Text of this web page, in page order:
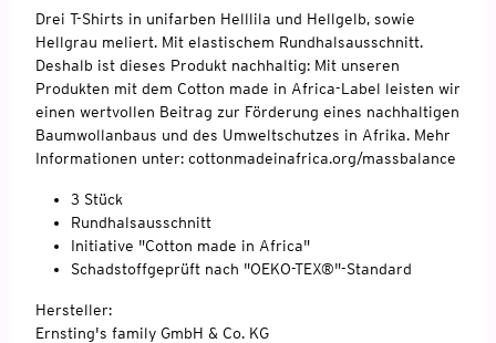
Drei T-Shirts in unifarben Helllila und Hellgelb, sowie
Hellgrau meliert. Mit elastischem Rundhalsausschnitt.
Deshalb ist dieses Produkt nachhaltig: Mit unseren
Produkten mit dem Cotton made in Africa-Label leisten wir
einen wertvollen Beitrag zur Förderung eines nachhaltigen
Baumwollanbaus und des Umweltschutzes in Afrika. Mehr
Informationen unter: cottonmadeinafrica.org/massbalance
3 Stück
Rundhalsausschnitt
Initiative "Cotton made in Africa"
Schadstoffgeprüft nach "OEKO-TEX®"-Standard
Hersteller:
Ernsting's family GmbH & Co. KG